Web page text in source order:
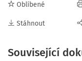
Oblíbené
Stáhnout
Související